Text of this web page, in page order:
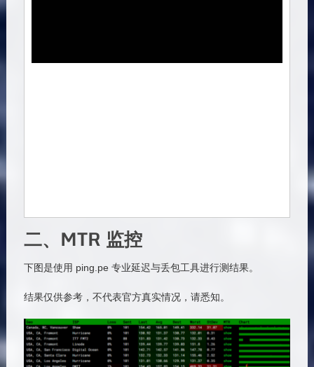
二、MTR 监控
下图是使用 ping.pe 专业延迟与丢包工具进行测结果。
结果仅供参考，不代表官方真实情况，请悉知。